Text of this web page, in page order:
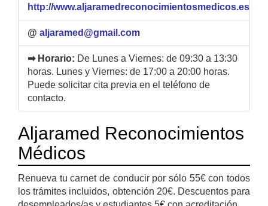
http://www.aljaramedreconocimientosmedicos.es
@ aljaramed@gmail.com
➡ Horario: De Lunes a Viernes: de 09:30 a 13:30
horas. Lunes y Viernes: de 17:00 a 20:00 horas.
Puede solicitar cita previa en el teléfono de
contacto.
Aljaramed Reconocimientos
Médicos
Renueva tu carnet de conducir por sólo 55€ con todos
los trámites incluidos, obtención 20€. Descuentos para